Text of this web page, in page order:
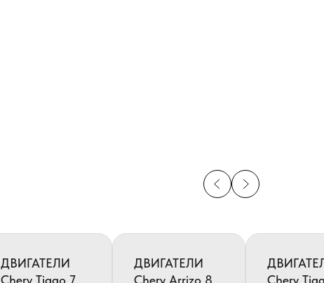
ДВИГАТЕЛИ
Chery Tiggo 7
ДВИГАТЕЛИ
Chery Arrizo 8
Chery